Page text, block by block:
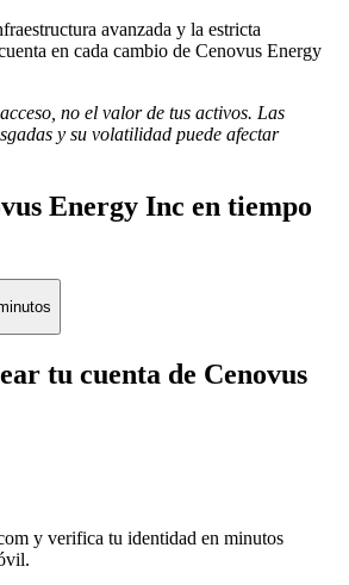
avanzada y la estricta
en cada cambio de Cenovus Energy
no el valor de tus activos. Las
y su volatilidad puede afectar
Energy Inc en tiempo
tu cuenta de Cenovus
y verifica tu identidad en minutos